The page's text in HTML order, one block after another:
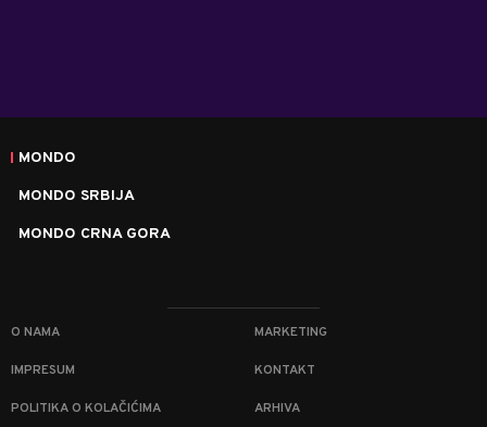
MONDO
MONDO SRBIJA
MONDO CRNA GORA
O NAMA MARKETING
IMPRESUM KONTAKT
POLITIKA O KOLAČIĆIMA ARHIVA